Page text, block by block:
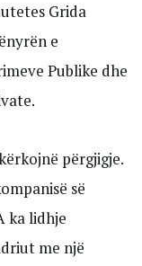
Grida
e
Publike dhe
përgjigje.
së
ka lidhje
me një